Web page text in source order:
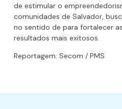
de estimular o
comunidades de Salvador,
no sentido de para fortalecer
resultados mais exitosos.
Reportagem: Secom / PMS